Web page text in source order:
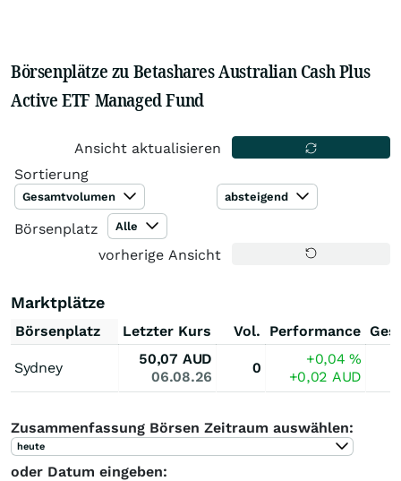
Börsenplätze zu Betashares Australian Cash Plus
Active ETF Managed Fund
Ansicht aktualisieren
Sortierung
Gesamtvolumen absteigend
Börsenplatz Alle
vorherige Ansicht
Marktplätze
Börsenplatz Letzter Kurs Vol. Performance
Sydney
50,07 AUD
06.08.26
0
+0,04%
+0,02 AUD
Zusammenfassung Börsen Zeitraum auswählen:
heute
oder Datum eingeben: